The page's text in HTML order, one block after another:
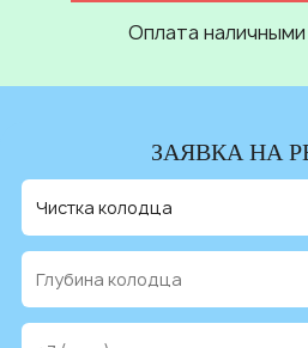
Оплата
ЗАЯВКА НА